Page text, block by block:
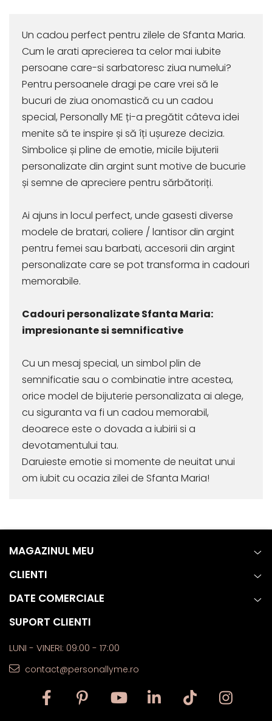
Un cadou perfect pentru zilele de Sfanta Maria.
Cum le arati aprecierea ta celor mai iubite
persoane care-si sarbatoresc ziua numelui?
Pentru persoanele dragi pe care vrei să le
bucuri de ziua onomastică cu un cadou
special, Personally ME ți-a pregătit câteva idei
menite să te inspire și să îți ușureze decizia.
Simbolice și pline de emotie, micile bijuterii
personalizate din argint sunt motive de bucurie
și semne de apreciere pentru sărbătoriți.
Ai ajuns in locul perfect, unde gasesti diverse
modele de bratari, coliere / lantisor din argint
pentru femei sau barbati, accesorii din argint
personalizate care se pot transforma in cadouri
memorabile.
Cadouri personalizate Sfanta Maria:
impresionante si semnificative
Cu un mesaj special, un simbol plin de
semnificatie sau o combinatie intre acestea,
orice model de bijuterie personalizata ai alege,
cu siguranta va fi un cadou memorabil,
deoarece este o dovada a iubirii si a
devotamentului tau.
Daruieste emotie si momente de neuitat unui
om iubit cu ocazia zilei de Sfanta Maria!
MAGAZINUL MEU
CLIENTI
DATE COMERCIALE
SUPORT CLIENTI
LUNI - VINERI: 09:00 - 17:00
contact@personallyme.ro